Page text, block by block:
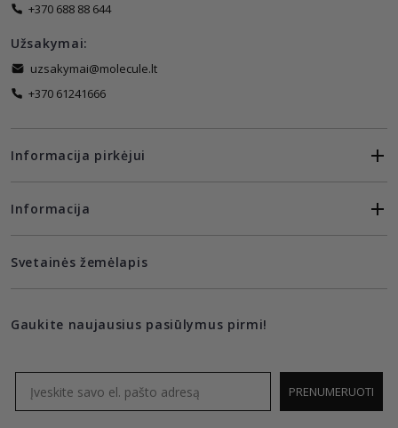
+370 688 88 644
Užsakymai:
uzsakymai@molecule.lt
+370 61241666
Informacija pirkėjui
Informacija
Svetainės žemėlapis
Gaukite naujausius pasiūlymus pirmi!
PRENUMERUOTI